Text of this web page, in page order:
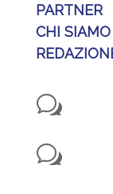
PARTNER
CHI SIAMO
w
w